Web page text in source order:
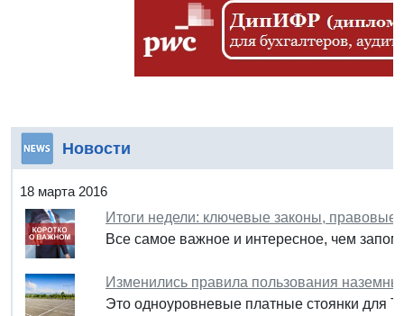
Новости
18 марта 2016
Итоги недели: ключевые законы, правовые
Все самое важное и интересное, чем
Изменились правила пользования
Это одноуровневые платные стоянки для